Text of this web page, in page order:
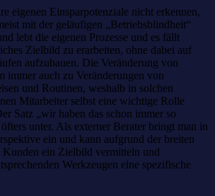
eigenen Einsparpotenziale nicht erkennen,
mit der geläufigen „Betriebsblindheit“
lebt die eigenen Prozesse und es fällt
Zielbild zu erarbeiten, ohne dabei auf
aufzubauen. Die Veränderung von
immer auch zu Veränderungen von
und Routinen, weshalb in solchen
Mitarbeiter selbst eine wichtige Rolle
Satz „wir haben das schon immer so
unter. Als externer Berater bringt man in
ein und kann aufgrund der breiten
Kunden ein Zielbild vermitteln und
Werkzeugen eine spezifische